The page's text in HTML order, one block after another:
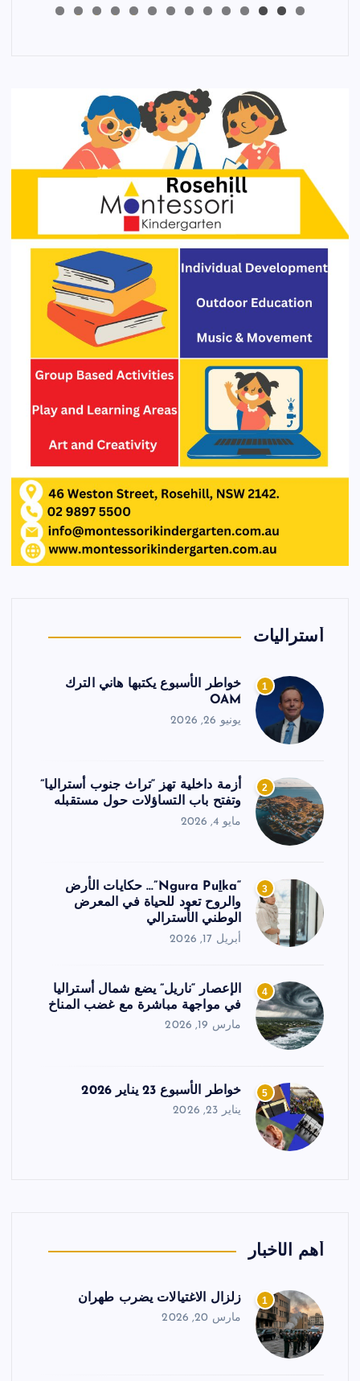
أستراليات
1
خواطر الأسبوع يكتبها هاني الترك
OAM
يونيو 26, 2026
2
أزمة داخلية تهز “تراث جنوب أستراليا”
وتفتح باب التساؤلات حول مستقبله
مايو 4, 2026
3
“Ngura Puḻka”… حكايات الأرض
والروح تعود للحياة في المعرض
الوطني الأسترالي
أبريل 17, 2026
4
الإعصار “ناريل” يضع شمال أستراليا
في مواجهة مباشرة مع غضب المناخ
مارس 19, 2026
5 خواطر الأسبوع 23 يناير 2026
يناير 23, 2026
أهم الأخبار
1 زلزال الاغتيالات يضرب طهران
مارس 20, 2026